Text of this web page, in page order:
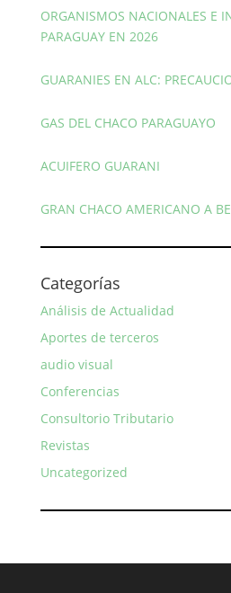
ORGANISMOS NACIONALES E
PARAGUAY EN 2026
GUARANIES EN ALC:
GAS DEL CHACO PARAGUAYO
ACUIFERO GUARANI
GRAN CHACO AMERICANO A
Categorías
Análisis de Actualidad
Aportes de terceros
audio visual
Conferencias
Consultorio Tributario
Revistas
Uncategorized